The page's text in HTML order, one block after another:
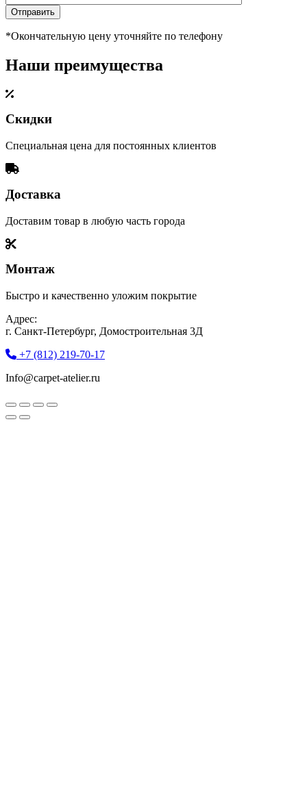
*Окончательную цену уточняйте по телефону
Наши преимущества
Скидки
Специальная цена для постоянных клиентов
Доставка
Доставим товар в любую часть города
Монтаж
Быстро и качественно уложим покрытие
Адрес:
г. Санкт-Петербург, Домостроительная 3Д
+7 (812) 219-70-17
Info@carpet-atelier.ru